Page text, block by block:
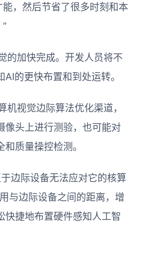
，然后节省了很多时刻和本
的加快完成。开发人员将不
的更快布置和到处运转。
视觉边际算法优化渠道，
像头上进行测验，也可能对
质量操控检测。
边际设备无法应对它的核算
与边际设备之间的距离，增
快捷地布置硬件感知人工智